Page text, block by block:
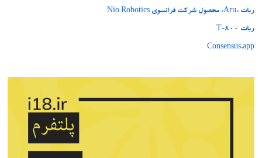
ربات «Aru» محصول شرکت فرانسوی Nio Robotics
ربات T‑800
Consensus.app